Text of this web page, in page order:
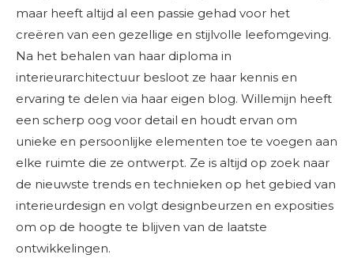
maar heeft altijd al een passie gehad voor het
creëren van een gezellige en stijlvolle leefomgeving.
Na het behalen van haar diploma in
interieurarchitectuur besloot ze haar kennis en
ervaring te delen via haar eigen blog. Willemijn heeft
een scherp oog voor detail en houdt ervan om
unieke en persoonlijke elementen toe te voegen aan
elke ruimte die ze ontwerpt. Ze is altijd op zoek naar
de nieuwste trends en technieken op het gebied van
interieurdesign en volgt designbeurzen en exposities
om op de hoogte te blijven van de laatste
ontwikkelingen.